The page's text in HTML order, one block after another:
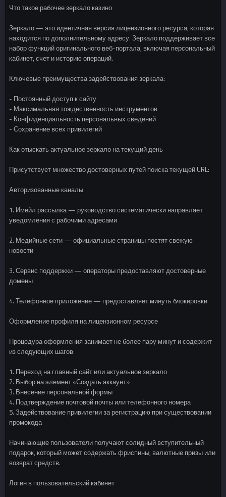
Что такое рабочее зеркало казино
Зеркало — это идентичная версия лицензионного ресурса, которая
находится по дополнительному адресу. Зеркало поддерживает все
набор функций оригинального веб-портала, включая персональный
кабинет, счет и историю операций.
Ключевые преимущества задействования зеркала:
- Постоянный доступ к сайту
- Максимальная тождественность инструментов
- Конфиденциальность персональных сведений
- Сохранение всех привилегий
Как отыскать актуальное зеркало на текущий день
Присутствует множество достоверных путей поиска текущей URL:
Авторизованные каналы:
1. Имейл рассылка — руководство систематически направляет
уведомления с рабочими адресами
2. Медийные сети — официальные страницы постят свежую
новости
3. Сервис поддержки — операторы предоставляют достоверные
домены
4. Телефонное приложение — предоставляет минуть блокировки
Оформление профиля на лицензионном ресурсе
Процедура оформления занимает не более пару минут и содержит
из следующих шагов:
1. Переход на главный сайт или актуальное зеркало
2. Выбор на элемент «Создать аккаунт»
3. Внесение персональной формы
4. Подтверждение почтовой почты или телефонного номера
5. Задействование привилегии за регистрацию при существовании
промокода
Начинающие пользователи получают солидный вступительный
подарок, который может содержать фриспины, валютные призы или
возврат средств.
Логин в пользовательский кабинет